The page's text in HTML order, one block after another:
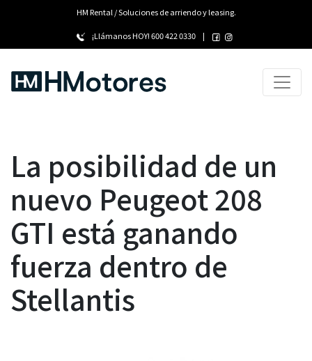
HM Rental / Soluciones de arriendo y leasing.
¡Llámanos HOY!600 422 0330 |
La posibilidad de un
nuevo Peugeot 208
GTI está ganando
fuerza dentro de
Stellantis